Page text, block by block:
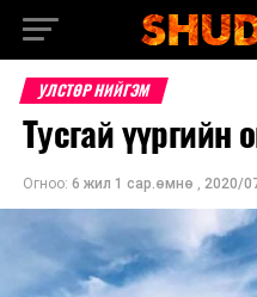
УЛСТӨР НИЙГЭМ
Тусгай үүргийн
Огноо: 6 жил 1 сар.өмнө , 2020/